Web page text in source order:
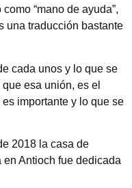
“mano de ayuda”,
una traducción bastante
cada unos y lo que se
esa unión, es el
importante y lo que se
2018 la casa de
Antioch fue dedicada